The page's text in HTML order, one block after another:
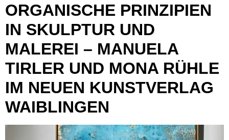
ORGANISCHE PRINZIPIEN
IN SKULPTUR UND
MALEREI – MANUELA
TIRLER UND MONA RÜHLE
IM NEUEN KUNSTVERLAG
WAIBLINGEN